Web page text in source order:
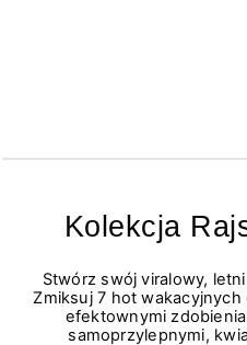
Kolekcja
Stwórz swój viralowy,
Zmiksuj 7 hot
efektownymi
samoprzylepnymi,